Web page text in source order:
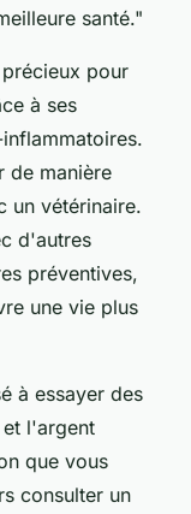
santé."
pour
à ses
de manière
un vétérinaire.
d'autres
préventives,
une vie plus
à essayer des
l'argent
que vous
consulter un